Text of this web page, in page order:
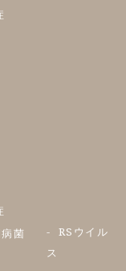
菌
RSウイル
ス